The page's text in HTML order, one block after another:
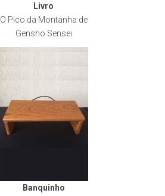
Livro
O Pico da Montanha de
Gensho Sensei
Banquinho